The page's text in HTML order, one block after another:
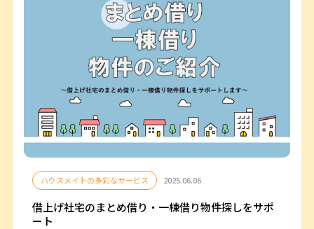
ハウスメイトの多彩なサービス 2025.06.06
借上げ社宅のまとめ借り・一棟借り物件探しをサポ
ート